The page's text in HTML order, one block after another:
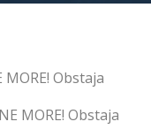
Obstaja
MORE! Obstaja